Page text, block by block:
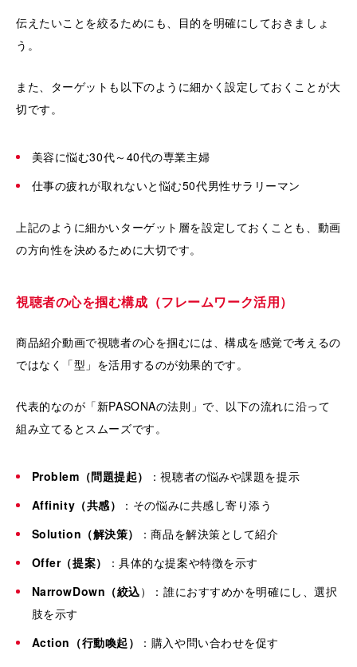
伝えたいことを絞るためにも、目的を明確にしておきましょ
う。
また、ターゲットも以下のように細かく設定しておくことが大
切です。
美容に悩む30代～40代の専業主婦
仕事の疲れが取れないと悩む50代男性サラリーマン
上記のように細かいターゲット層を設定しておくことも、動画
の方向性を決めるために大切です。
視聴者の心を掴む構成（フレームワーク活用）
商品紹介動画で視聴者の心を掴むには、構成を感覚で考えるの
ではなく「型」を活用するのが効果的です。
代表的なのが「新PASONAの法則」で、以下の流れに沿って
組み立てるとスムーズです。
Problem（問題提起）
：視聴者の悩みや課題を提示
Affinity（共感）
：その悩みに共感し寄り添う
Solution（解決策）
：商品を解決策として紹介
Offer（提案）
：具体的な提案や特徴を示す
NarrowDown（絞込）：誰におすすめかを明確にし、選択
肢を示す
Action（行動喚起）
：購入や問い合わせを促す